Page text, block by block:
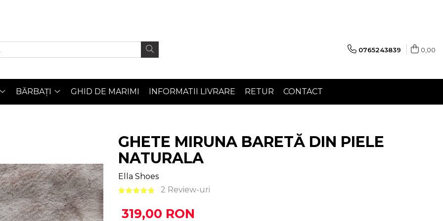
0765243839 0,00
BĂRBAȚI GHID DE MARIMI INFORMATII LIVRARE RETUR CONTACT
GHETE MIRUNA BARETĂ DIN PIELE
NATURALA
Ella Shoes
2 Review-uri
319,00 RON